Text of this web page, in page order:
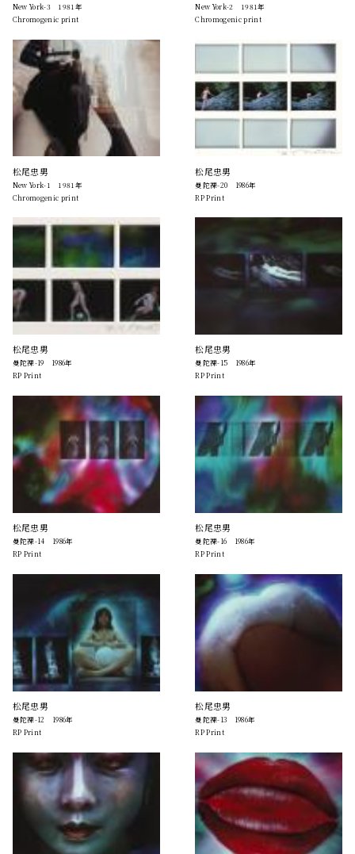
New York-3 1981年
Chromogenic print
New York-2 1981年
Chromogenic print
松尾忠男
New York-1 1981年
Chromogenic print
松尾忠男
曼陀裸-20 1986年
RP Print
松尾忠男
曼陀裸-19 1986年
RP Print
松尾忠男
曼陀裸-15 1986年
RP Print
松尾忠男
曼陀裸-14 1986年
RP Print
松尾忠男
曼陀裸-16 1986年
RP Print
松尾忠男
曼陀裸-12 1986年
RP Print
松尾忠男
曼陀裸-13 1986年
RP Print